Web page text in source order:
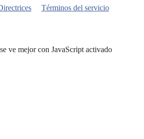
Términos del servicio
ve mejor con JavaScript activado